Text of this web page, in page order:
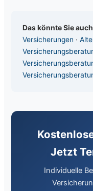
Das könnte Sie
Versicherungen ·
Jetzt
Individuelle